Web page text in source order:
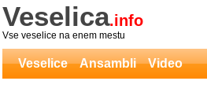
Veselica.info
Vse veselice na enem mestu
Veselice Ansambli Video